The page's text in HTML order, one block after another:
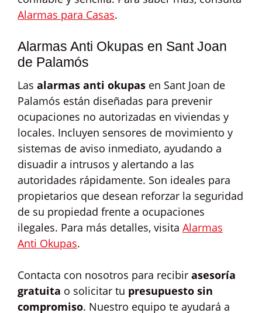
Alarmas para Casas.
Alarmas Anti Okupas en Sant Joan
de Palamós
Las alarmas anti okupas en Sant Joan de
Palamós están diseñadas para prevenir
ocupaciones no autorizadas en viviendas y
locales. Incluyen sensores de movimiento y
sistemas de aviso inmediato, ayudando a
disuadir a intrusos y alertando a las
autoridades rápidamente. Son ideales para
propietarios que desean reforzar la seguridad
de su propiedad frente a ocupaciones
ilegales. Para más detalles, visita Alarmas
Anti Okupas.
Contacta con nosotros para recibir asesoría
gratuita o solicitar tu presupuesto sin
compromiso. Nuestro equipo te ayudará a